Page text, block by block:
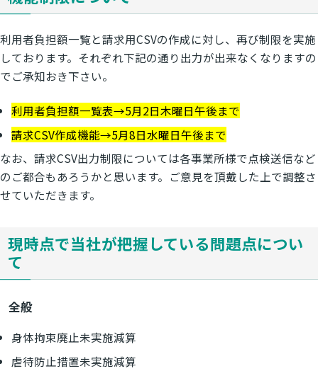
利用者負担額一覧と請求用CSVの作成に対し、再び制限を実施
しております。それぞれ下記の通り出力が出来なくなりますの
でご承知おき下さい。
利用者負担額一覧表→5月2日木曜日午後まで
請求CSV作成機能→5月8日水曜日午後まで
なお、請求CSV出力制限については各事業所様で点検送信など
のご都合もあろうかと思います。ご意見を頂戴した上で調整さ
せていただきます。
現時点で当社が把握している問題点につい
て
全般
身体拘束廃止未実施減算
虐待防止措置未実施減算